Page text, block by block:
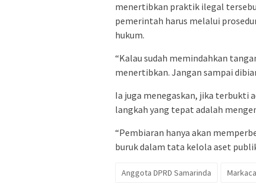
menertibkan praktik ilegal
pemerintah harus melalui
hukum.
“Kalau sudah memindahkan
menertibkan. Jangan sampai
Ia juga menegaskan, jika terbukti
langkah yang tepat adalah
“Pembiaran hanya akan
buruk dalam tata kelola aset
Anggota DPRD Samarinda Markaca